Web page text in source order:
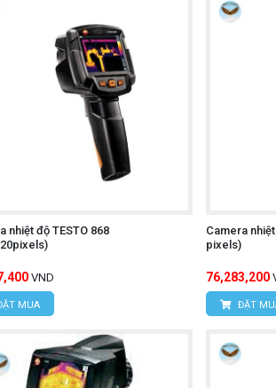
ràng hình ảnh nhiệt và giá trị nhiệt độ,
sát trong môi trường thiếu sáng.
Ghi lại hình ảnh và video nhiệt để lưu trữ
tích dữ liệu nhiệt độ để xác định các điểm
Thuận tiện cho việc di chuyển và sử
kiệm pin khi không sử dụng.
động máy.
nhiệt độ TESTO 868
VND
MUA
Camera
pixels)
76,283,200
ĐẶT